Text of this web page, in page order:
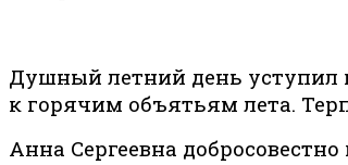
Душный летний день уступил
к горячим объятьям лета.
Анна Сергеевна